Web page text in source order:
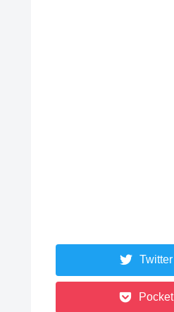
Twitter
Pocket